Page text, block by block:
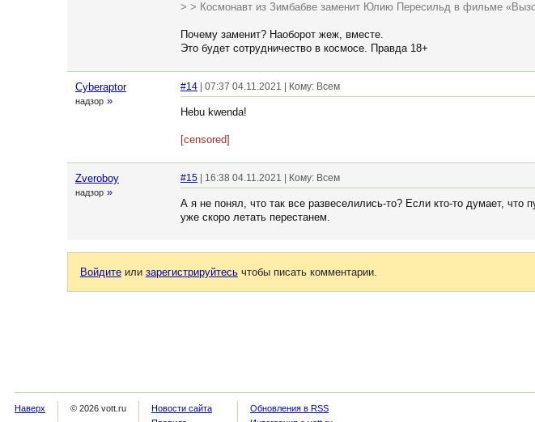
> > Космонавт из Зимбабве заменит Юлию Пересильд в фильме
Почему заменит? Наоборот жеж, вместе.
Это будет сотрудничество в космосе. Правда 18+
Cyberaptor
надзор »
#14 | 07:37 04.11.2021 | Кому: Всем
Hebu kwenda!
[censored]
Zveroboy
надзор »
#15 | 16:38 04.11.2021 | Кому: Всем
А я не понял, что так все развеселились-то? Если кто-то думает,
уже скоро летать перестанем.
Войдите или зарегистрируйтесь чтобы писать комментарии.
Наверх © 2026 vott.ru
Новости сайта
Обновления в RSS